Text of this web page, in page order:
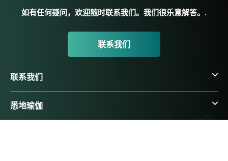
如有任何疑问，欢迎随时联系我们。我们很乐意解答。.
联系我们
联系我们
悉地瑜伽